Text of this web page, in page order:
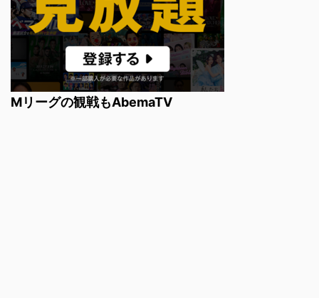
Mリーグの観戦もAbemaTV